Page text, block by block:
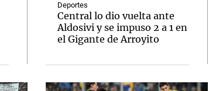
Deportes
Central lo dio vuelta ante
Aldosivi y se impuso 2 a 1 en
el Gigante de Arroyito
El huracán de Arequito
Notas
Cadena 3 en Groenlandia